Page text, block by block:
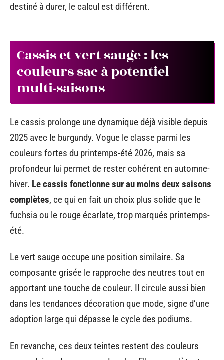
destiné à durer, le calcul est différent.
Cassis et vert sauge : les
couleurs sac à potentiel
multi-saisons
Le cassis prolonge une dynamique déjà visible depuis
2025 avec le burgundy. Vogue le classe parmi les
couleurs fortes du printemps-été 2026, mais sa
profondeur lui permet de rester cohérent en automne-
hiver. Le cassis fonctionne sur au moins deux saisons
complètes, ce qui en fait un choix plus solide que le
fuchsia ou le rouge écarlate, trop marqués printemps-
été.
Le vert sauge occupe une position similaire. Sa
composante grisée le rapproche des neutres tout en
apportant une touche de couleur. Il circule aussi bien
dans les tendances décoration que mode, signe d’une
adoption large qui dépasse le cycle des podiums.
En revanche, ces deux teintes restent des couleurs